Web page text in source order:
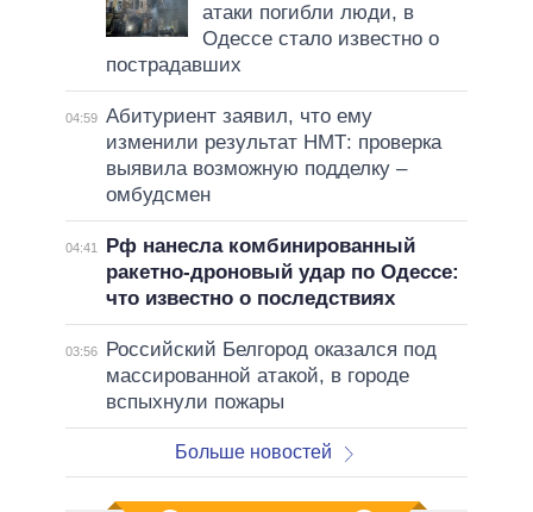
атаки погибли люди, в
Одессе стало известно о
пострадавших
04:59 Абитуриент заявил, что ему
изменили результат НМТ: проверка
выявила возможную подделку –
омбудсмен
04:41
Рф нанесла комбинированный
ракетно-дроновый удар по Одессе:
что известно о последствиях
03:56
Российский Белгород оказался под
массированной атакой, в городе
вспыхнули пожары
Больше новостей